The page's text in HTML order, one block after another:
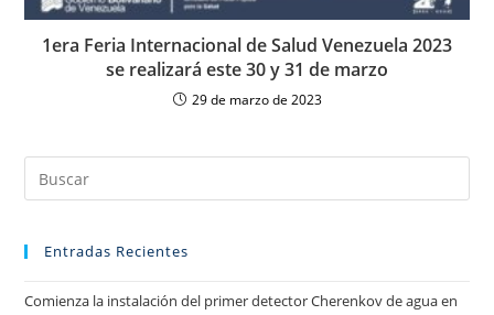
1era Feria Internacional de Salud Venezuela 2023
se realizará este 30 y 31 de marzo
29 de marzo de 2023
Entradas Recientes
Comienza la instalación del primer detector Cherenkov de agua en